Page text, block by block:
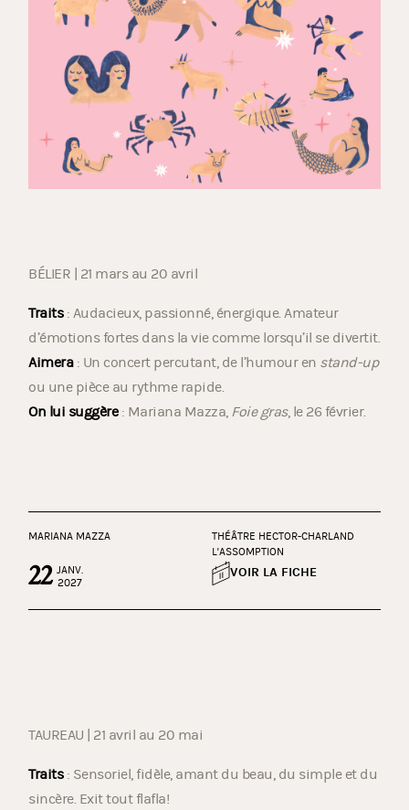
BÉLIER | 21 mars au 20 avril
Traits : Audacieux, passionné, énergique. Amateur
d’émotions fortes dans la vie comme lorsqu’il se divertit.
Aimera: Un concert percutant, de l’humour en stand-up
ou une pièce au rythme rapide.
On lui suggère: Mariana Mazza, Foie gras, le 26 février.
MARIANA MAZZA
THÉÂTRE HECTOR-CHARLAND
L'ASSOMPTION
22 JANV.
2027
VOIR LA FICHE
TAUREAU | 21 avril au 20 mai
Traits : Sensoriel, fidèle, amant du beau, du simple et du
sincère. Exit tout flafla!